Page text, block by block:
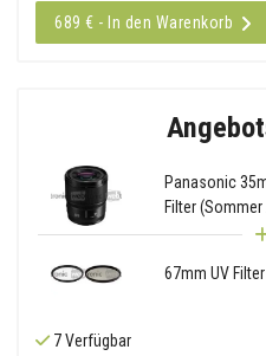
689 € - In den Warenkorb
Panasonic
Filter
67mm UV
7 Verfügbar